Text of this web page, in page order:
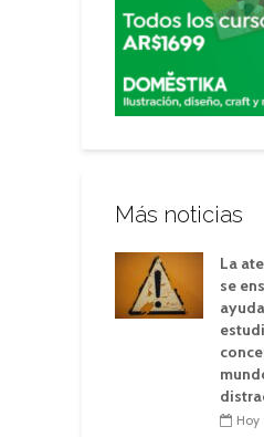
Más noticias
La
se
Hoy